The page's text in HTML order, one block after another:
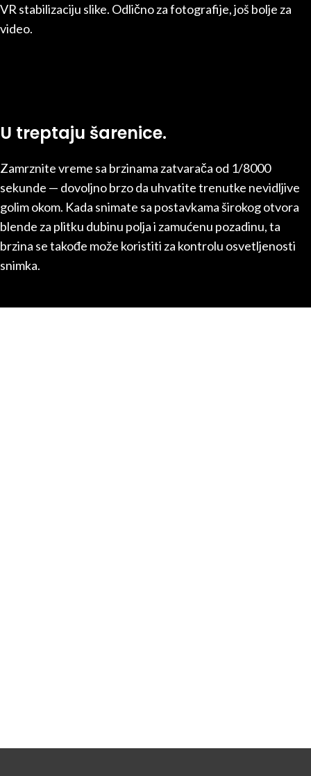
VR stabilizaciju slike. Odlično za fotografije, još bolje za
video.
U treptaju šarenice.
Zamrznite vreme sa brzinama zatvarača od 1/8000
sekunde — dovoljno brzo da uhvatite trenutke nevidljive
golim okom. Kada snimate sa postavkama širokog otvora
blende za plitku dubinu polja i zamućenu pozadinu, ta
brzina se takođe može koristiti za kontrolu osvetljenosti
snimka.